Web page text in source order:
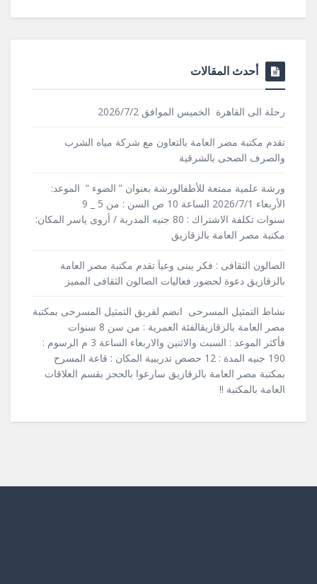
أحدث المقالات
رحلة الى القاهرة الخميس الموافق 2026/7/2
تقدم مكتبة مصر العامة بالتعاون مع شركة مياه الشرب
والصرف الصحى بالشرقية
ورشة علمية ممتعة للأطفالورشة بعنوان ” الضوء ” الموعد:
الأربعاء 2026/7/1 الساعة 10 ص السن : من 5 _ 9
سنوات تكلفة الاشتراك : 80 جنيه المدربة / أروى ياسر المكان:
مكتبة مصر العامة بالزقازيق
الصالون الثقافى : فكر يبنى وعياَ تقدم مكتبة مصر العامة
بالزقازيق دعوة لحضور فعاليات الصالون الثقافى المميز
نشاط التمثيل المسرحى انضم لفريق التمثيل المسرحى بمكتبة
مصر العامة بالزقازيقالفئة العمرية : من سن 8 سنوات
فأكثر الموعد : السبت والاثنين والاربعاء الساعة 3 م الرسوم :
190 جنيه المدة : 12 حصص تدريبية المكان : قاعة المسرح
بمكتبة مصر العامة بالزقازيق سارعوا بالحجز بقسم العلاقات
العامة بالمكتبة !!